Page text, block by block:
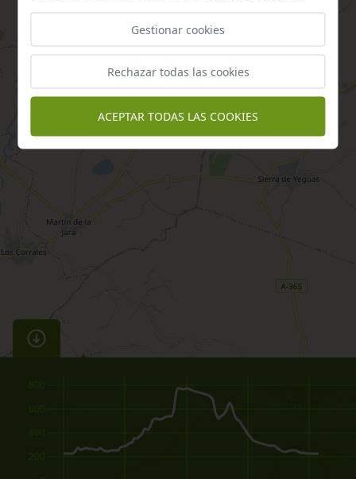
Gestionar cookies
Rechazar todas las cookies
ACEPTAR TODAS LAS COOKIES